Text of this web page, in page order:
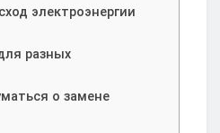
электроэнергии
разных
о замене